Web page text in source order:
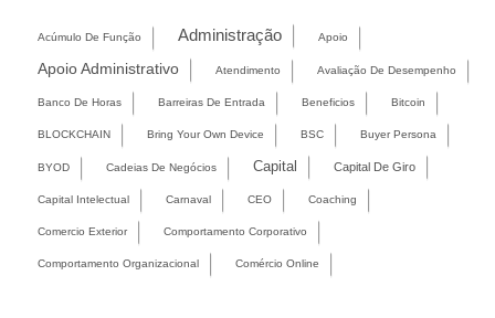
Acúmulo De Função Administração Apoio
Apoio Administrativo Atendimento Avaliação De Desempenho
Banco De Horas Barreiras De Entrada Beneficios Bitcoin
BLOCKCHAIN Bring Your Own Device BSC Buyer Persona
BYOD Cadeias De Negócios Capital Capital De Giro
Capital Intelectual Carnaval CEO Coaching
Comercio Exterior Comportamento Corporativo
Comportamento Organizacional Comércio Online